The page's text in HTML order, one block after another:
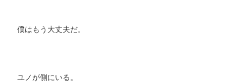
僕はもう大丈夫だ。
ユノが側にいる。